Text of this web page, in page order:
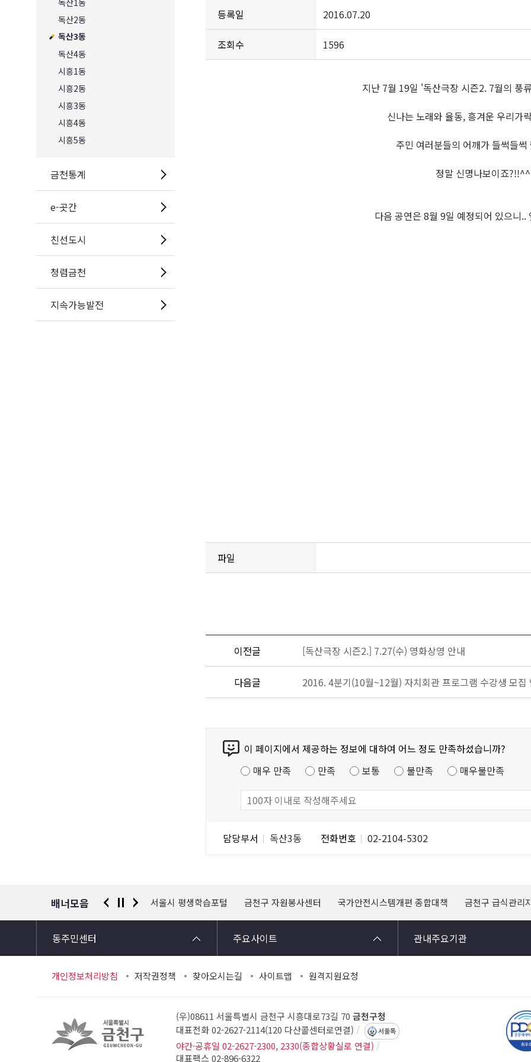
독산1동
독산2동
독산3동
독산4동
시흥1동
시흥2동
시흥3동
시흥4동
시흥5동
금천통계
e-곳간
친선도시
청렴금천
지속가능발전
등록일 2016.07.20
조회수 1596
지난 7월 19일 '독산극장 시즌2. 7월의 풍
신나는 노래와 율동, 흥겨운 우리가
주민 여러분들의 어깨가 들썩들썩
정말 신명나보이죠?!!^^
다음 공연은 8월 9일 예정되어 있으니
파일
이전글 [독산극장 시즌2.] 7.27(수) 영화상영 안내
다음글 2016. 4분기(10월~12월) 자치회관 프로그램 수강생 모집
이 페이지에서 제공하는 정보에 대하여 어느 정도 만족하셨습니까?
매우 만족
만족 보통 불만족 매우불만족
담당부서 독산3동 전화번호 02-2104-5302
배너모음
경찰청 유실물 통합포털 서울시 평생학습포털 금천구 자원봉사센터 국가안전시스템개편 종합대책 금천구 급식관리
동주민센터 주요사이트 관내주요기관
개인정보처리방침 저작권정책 찾아오시는길 사이트맵 원격지원요청
(우)08611 서울특별시 금천구 시흥대로73길 70 금천구청
대표전화 02-2627-2114(120 다산콜센터로연결) 서울톡
야간·공휴일 02-2627-2300, 2330(종합상황실로 연결)
대표팩스 02-896-6322